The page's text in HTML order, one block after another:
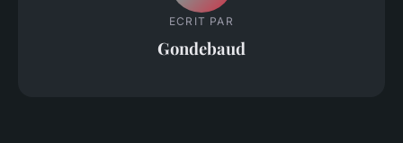
ECRIT PAR
Gondebaud